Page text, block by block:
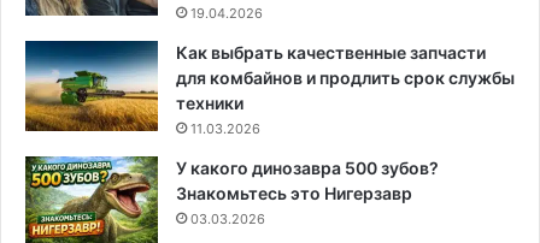
19.04.2026
Как выбрать качественные запчасти
для комбайнов и продлить срок службы
техники
11.03.2026
У какого динозавра 500 зубов?
Знакомьтесь это Нигерзавр
03.03.2026